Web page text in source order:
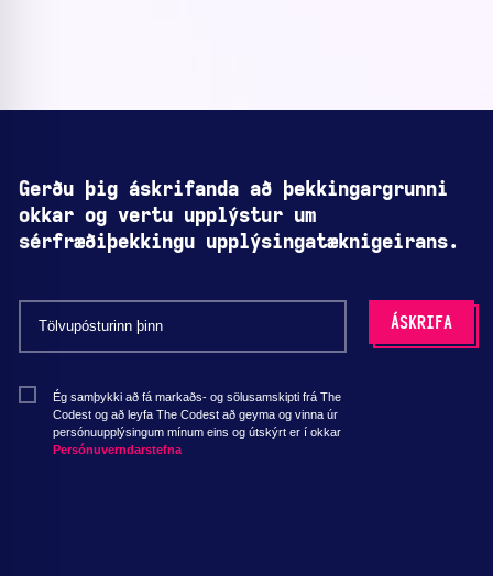
Gerðu þig áskrifanda að þekkingargrunni
okkar og vertu upplýstur um
sérfræðiþekkingu upplýsingatæknigeirans.
Ég samþykki að fá markaðs- og sölusamskipti frá The
Codest og að leyfa The Codest að geyma og vinna úr
persónuupplýsingum mínum eins og útskýrt er í okkar
Persónuverndarstefna